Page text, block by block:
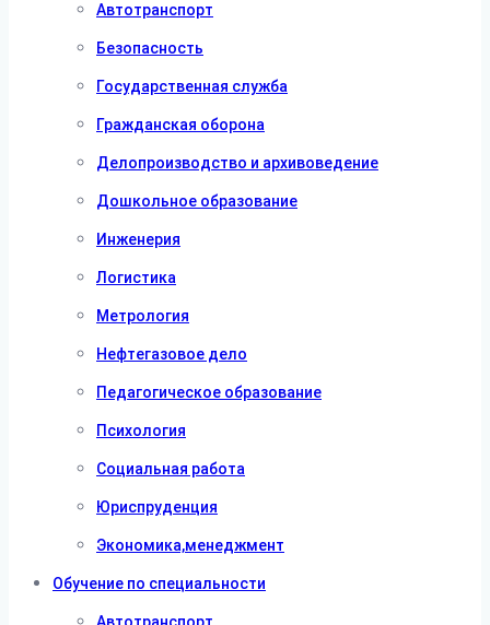
Автотранспорт
Безопасность
Государственная служба
Гражданская оборона
Делопроизводство и архивоведение
Дошкольное образование
Инженерия
Логистика
Метрология
Нефтегазовое дело
Педагогическое образование
Психология
Социальная работа
Юриспруденция
Экономика,менеджмент
Обучение по специальности